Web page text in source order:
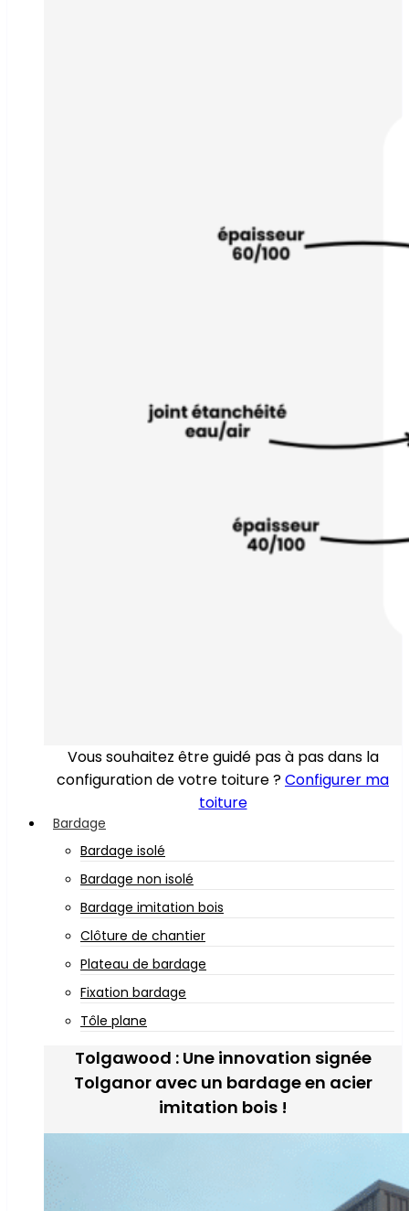
Vous souhaitez être guidé pas à pas dans la
configuration de votre toiture ?Configurer ma
toiture
Bardage
Bardage isolé
Bardage non isolé
Bardage imitation bois
Clôture de chantier
Plateau de bardage
Fixation bardage
Tôle plane
Tolgawood : Une innovation signée
Tolganor avec un bardage en acier
imitation bois !